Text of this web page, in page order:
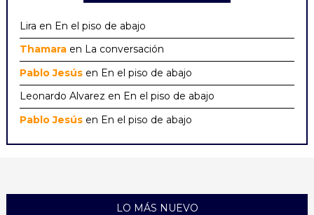
Lira en En el piso de abajo
Thamara en La conversación
Pablo Jesús en En el piso de abajo
Leonardo Alvarez en En el piso de abajo
Pablo Jesús en En el piso de abajo
LO MÁS NUEVO